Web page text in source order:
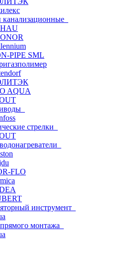
PIPE SML
AQUA
стрелки
FLO
инструмент
монтажа